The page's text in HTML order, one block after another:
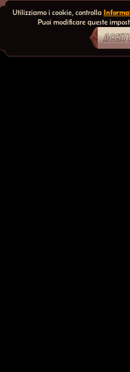
Utilizziamo i cookie, controlla
Puoi modificare queste